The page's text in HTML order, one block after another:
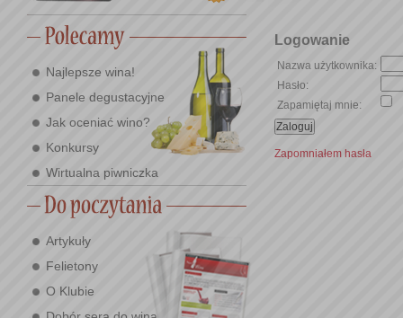
Najlepsze wina!
Panele degustacyjne
Jak oceniać wino?
Konkursy
Wirtualna piwniczka
Artykuły
Felietony
O Klubie
Logowanie
Nazwa użytkownika:
Hasło:
Zapamiętaj mnie:
Zapomniałem hasła